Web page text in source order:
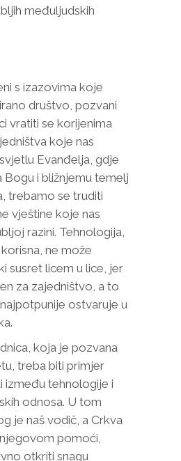
međuljudskih
s izazovima koje
društvo, pozvani
vratiti se korijenima
koje nas
Evanđelja, gdje
Bogu i bližnjemu temelj
trebamo se truditi
vještine koje nas
razini. Tehnologija,
ne može
susret licem u lice, jer
za zajedništvo, a to
ostvaruje u
koja je pozvana
treba biti primjer
između tehnologije i
odnosa. U tom
je naš vodič, a Crkva
pomoći,
otkriti snagu